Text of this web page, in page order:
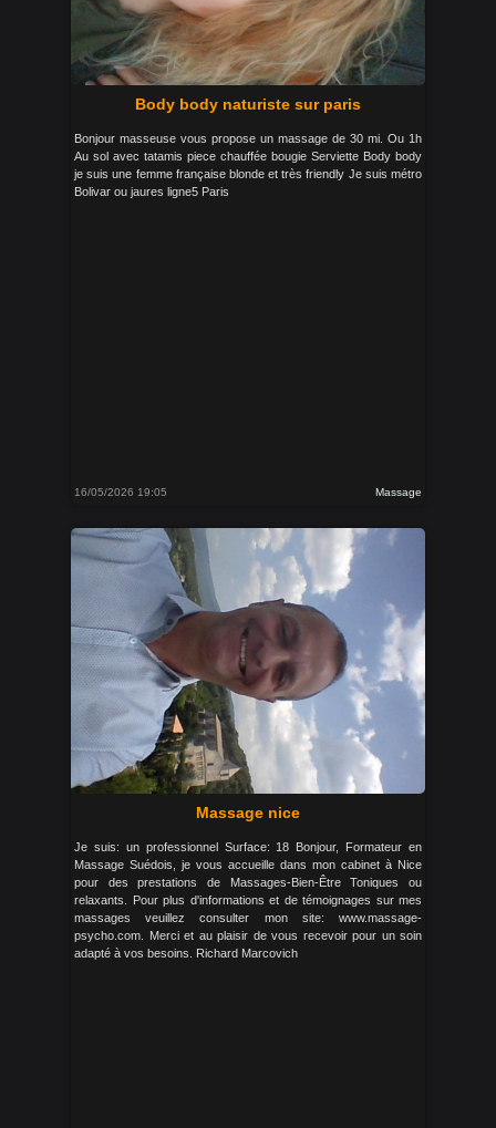
Body body naturiste sur paris
Bonjour masseuse vous propose un massage de 30 mi. Ou 1h
Au sol avec tatamis piece chauffée bougie Serviette Body body
je suis une femme française blonde et très friendly Je suis métro
Bolivar ou jaures ligne5 Paris
16/05/2026 19:05 Massage
Massage nice
Je suis: un professionnel Surface: 18 Bonjour, Formateur en
Massage Suédois, je vous accueille dans mon cabinet à Nice
pour des prestations de Massages-Bien-Être Toniques ou
relaxants. Pour plus d'informations et de témoignages sur mes
massages veuillez consulter mon site: www.massage-
psycho.com. Merci et au plaisir de vous recevoir pour un soin
adapté à vos besoins. Richard Marcovich